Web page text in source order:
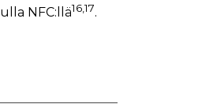
NFC:llä16,17.